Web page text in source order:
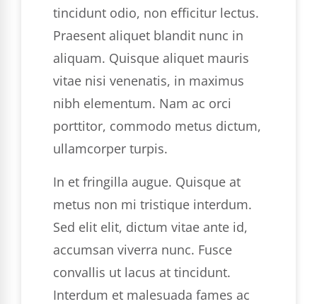
tincidunt odio, non efficitur lectus.
Praesent aliquet blandit nunc in
aliquam. Quisque aliquet mauris
vitae nisi venenatis, in maximus
nibh elementum. Nam ac orci
porttitor, commodo metus dictum,
ullamcorper turpis.
In et fringilla augue. Quisque at
metus non mi tristique interdum.
Sed elit elit, dictum vitae ante id,
accumsan viverra nunc. Fusce
convallis ut lacus at tincidunt.
Interdum et malesuada fames ac